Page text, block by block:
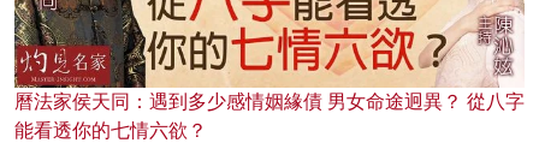
曆法家侯天同：遇到多少感情姻緣債 男女命途迥異？ 從八字
能看透你的七情六欲？